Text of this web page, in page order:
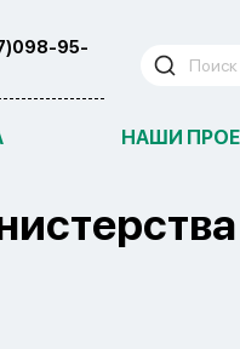
95-
НАШИ